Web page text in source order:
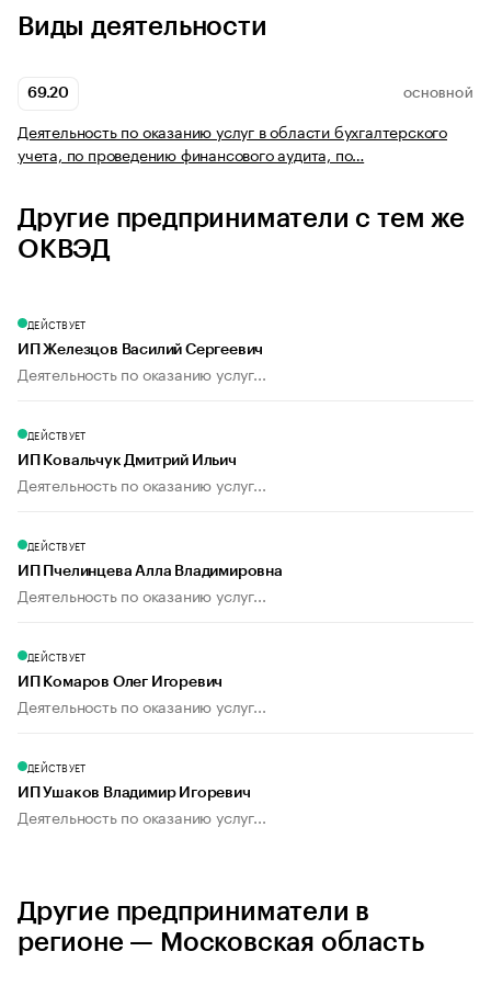
Виды деятельности
69.20 ОСНОВНОЙ
Деятельность по оказанию услуг в области бухгалтерского
учета, по проведению финансового аудита, по…
Другие предприниматели с тем же
ОКВЭД
ДЕЙСТВУЕТ
ИП Железцов Василий Сергеевич
Деятельность по оказанию услуг...
ДЕЙСТВУЕТ
ИП Ковальчук Дмитрий Ильич
Деятельность по оказанию услуг...
ДЕЙСТВУЕТ
ИП Пчелинцева Алла Владимировна
Деятельность по оказанию услуг...
ДЕЙСТВУЕТ
ИП Комаров Олег Игоревич
Деятельность по оказанию услуг...
ДЕЙСТВУЕТ
ИП Ушаков Владимир Игоревич
Деятельность по оказанию услуг...
Другие предприниматели в
регионе — Московская область